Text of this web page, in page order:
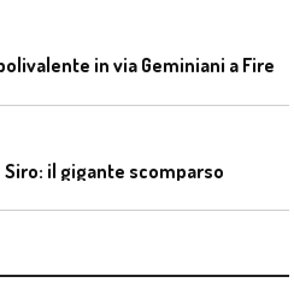
Siro: il gigante scomparso